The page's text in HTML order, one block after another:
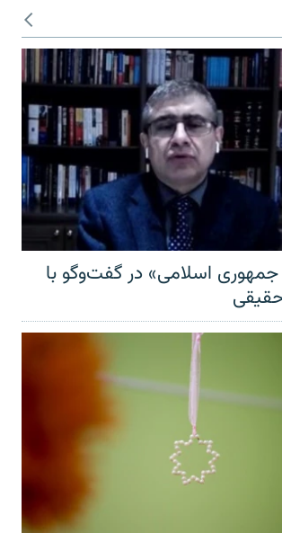
جمهوری اسلامی» در گفت‌وگو با